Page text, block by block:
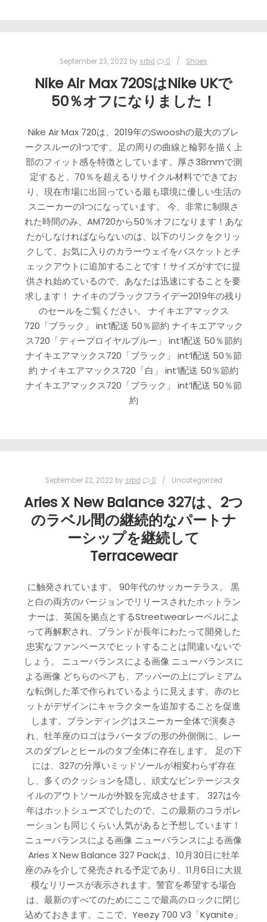
September 23, 2022 by srbd 0 Shoes
Nike Air Max 720SはNike UKで
50％オフになりました！
Nike Air Max 720は、2019年のSwooshの最大のブレ
ークスルーの1つです。足の周りの曲線と輪郭を描く上
部のフィット感を特徴としています。厚さ38mmで測
定すると、70％を超えるリサイクル材料でできてお
り、現在市場に出回っている最も環境に優しい生活の
スニーカーの1つになっています。 今、非常に制限さ
れた時間のみ、AM720から50％オフになります！あな
たがしなければならないのは、以下のリンクをクリッ
クして、お気に入りのカラーウェイをバスケットとチ
ェックアウトに追加することです！サイズがすでに提
供され始めているので、あなたは迅速にすることを要
求します！ ナイキのブラックフライデー2019年の残り
のセールをご覧ください。 ナイキエアマックス
720「ブラック」 int’l配送 50％節約 ナイキエアマック
ス720「ディープロイヤルブルー」 int’l配送 50％節約
ナイキエアマックス720「ブラック」 int’l配送 50％節
約 ナイキエアマックス720「白」 int’l配送 50％節約
ナイキエアマックス720「ブラック」 int’l配送 50％節
約
September 22, 2022 by srbd 0 Uncategorized
Aries X New Balance 327は、2つ
のラベル間の継続的なパートナ
ーシップを継続して
Terracewear
に触発されています。 90年代のサッカーテラス。 黒
と白の両方のバージョンでリリースされたホットラン
ナーは、英国を拠点とするStreetwearレーベルによ
って再解釈され、ブランドが長年にわたって開発した
忠実なファンベースでヒットすることは間違いないで
しょう。 ニューバランスによる画像 ニューバランスに
よる画像 どちらのペアも、アッパーの上にプレミアム
な転倒した革で作られているように見えます。赤のヒ
ットがデザインにキャラクターを追加することを促進
します。ブランディングはスニーカー全体で演奏さ
れ、牡羊座のロゴはラバータブの形の外側側に、レー
スのダブレとヒールのタブ全体に存在します。 足の下
には、327の分厚いミッドソールが相変わらず存在
し、多くのクッションを隠し、頑丈なビンテージスタ
イルのアウトソールが外観を完成させます。 327は今
年はホットシューズでしたので、この最新のコラボレ
ーションも同じくらい人気があると予想しています！
ニューバランスによる画像 ニューバランスによる画像
Aries X New Balance 327 Packは、10月30日に牡羊
座のみを介して発売される予定であり、11月6日に大規
模なリリースが表示されます。警官を希望する場合
は、最新のすべてのためにここで最高のロックに閉じ
込めておきます。ここで、Yeezy 700 V3「Kyanite」